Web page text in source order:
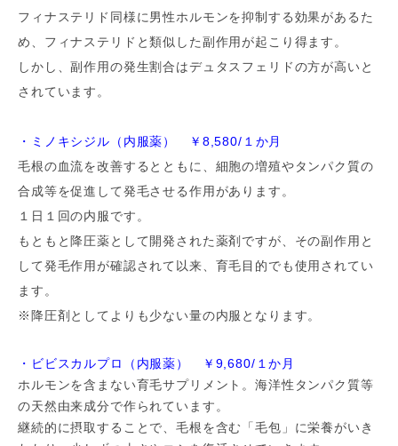
フィナステリド同様に男性ホルモンを抑制する効果があるた
め、フィナステリドと類似した副作用が起こり得ます。
しかし、副作用の発生割合はデュタスフェリドの方が高いと
されています。
・ミノキシジル（内服薬） ￥8,580/１か月
毛根の血流を改善するとともに、細胞の増殖やタンパク質の
合成等を促進して発毛させる作用があります。
１日１回の内服です。
もともと降圧薬として開発された薬剤ですが、その副作用と
して発毛作用が確認されて以来、育毛目的でも使用されてい
ます。
※降圧剤としてよりも少ない量の内服となります。
・ビビスカルプロ（内服薬） ￥9,680/１か月
ホルモンを含まない育毛サプリメント。海洋性タンパク質等
の天然由来成分で作られています。
継続的に摂取することで、毛根を含む「毛包」に栄養がいき